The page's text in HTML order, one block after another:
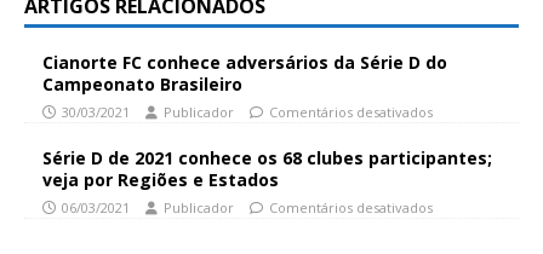
ARTIGOS RELACIONADOS
Cianorte FC conhece adversários da Série D do
Campeonato Brasileiro
30/03/2021 Publicador Comentários desativados
Série D de 2021 conhece os 68 clubes participantes;
veja por Regiões e Estados
06/03/2021 Publicador Comentários desativados